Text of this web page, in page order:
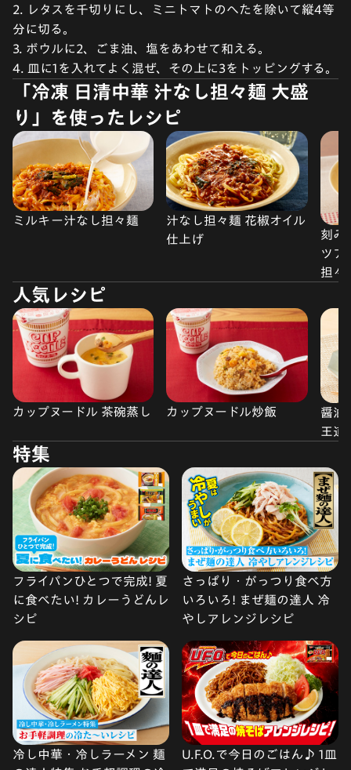
2. レタスを千切りにし、ミニトマトのへたを除いて縦4等
分に切る。
3. ボウルに2、ごま油、塩をあわせて和える。
4. 皿に1を入れてよく混ぜ、その上に3をトッピングする。
「冷凍 日清中華 汁なし担々麺 大盛
り」を使ったレシピ
ミルキー汁なし担々麺
汁なし担々麺 花椒オイル
仕上げ
刻み
ツア
担々
人気レシピ
カップヌードル 茶碗蒸し カップヌードル炒飯
醤油
王道
特集
フライパンひとつで完成! 夏
に食べたい! カレーうどんレ
シピ
さっぱり・がっつり食べ方
いろいろ! まぜ麺の達人 冷
やしアレンジレシピ
冷し中華・冷しラーメン 麺
U.F.O.で今日のごはん♪ 1皿